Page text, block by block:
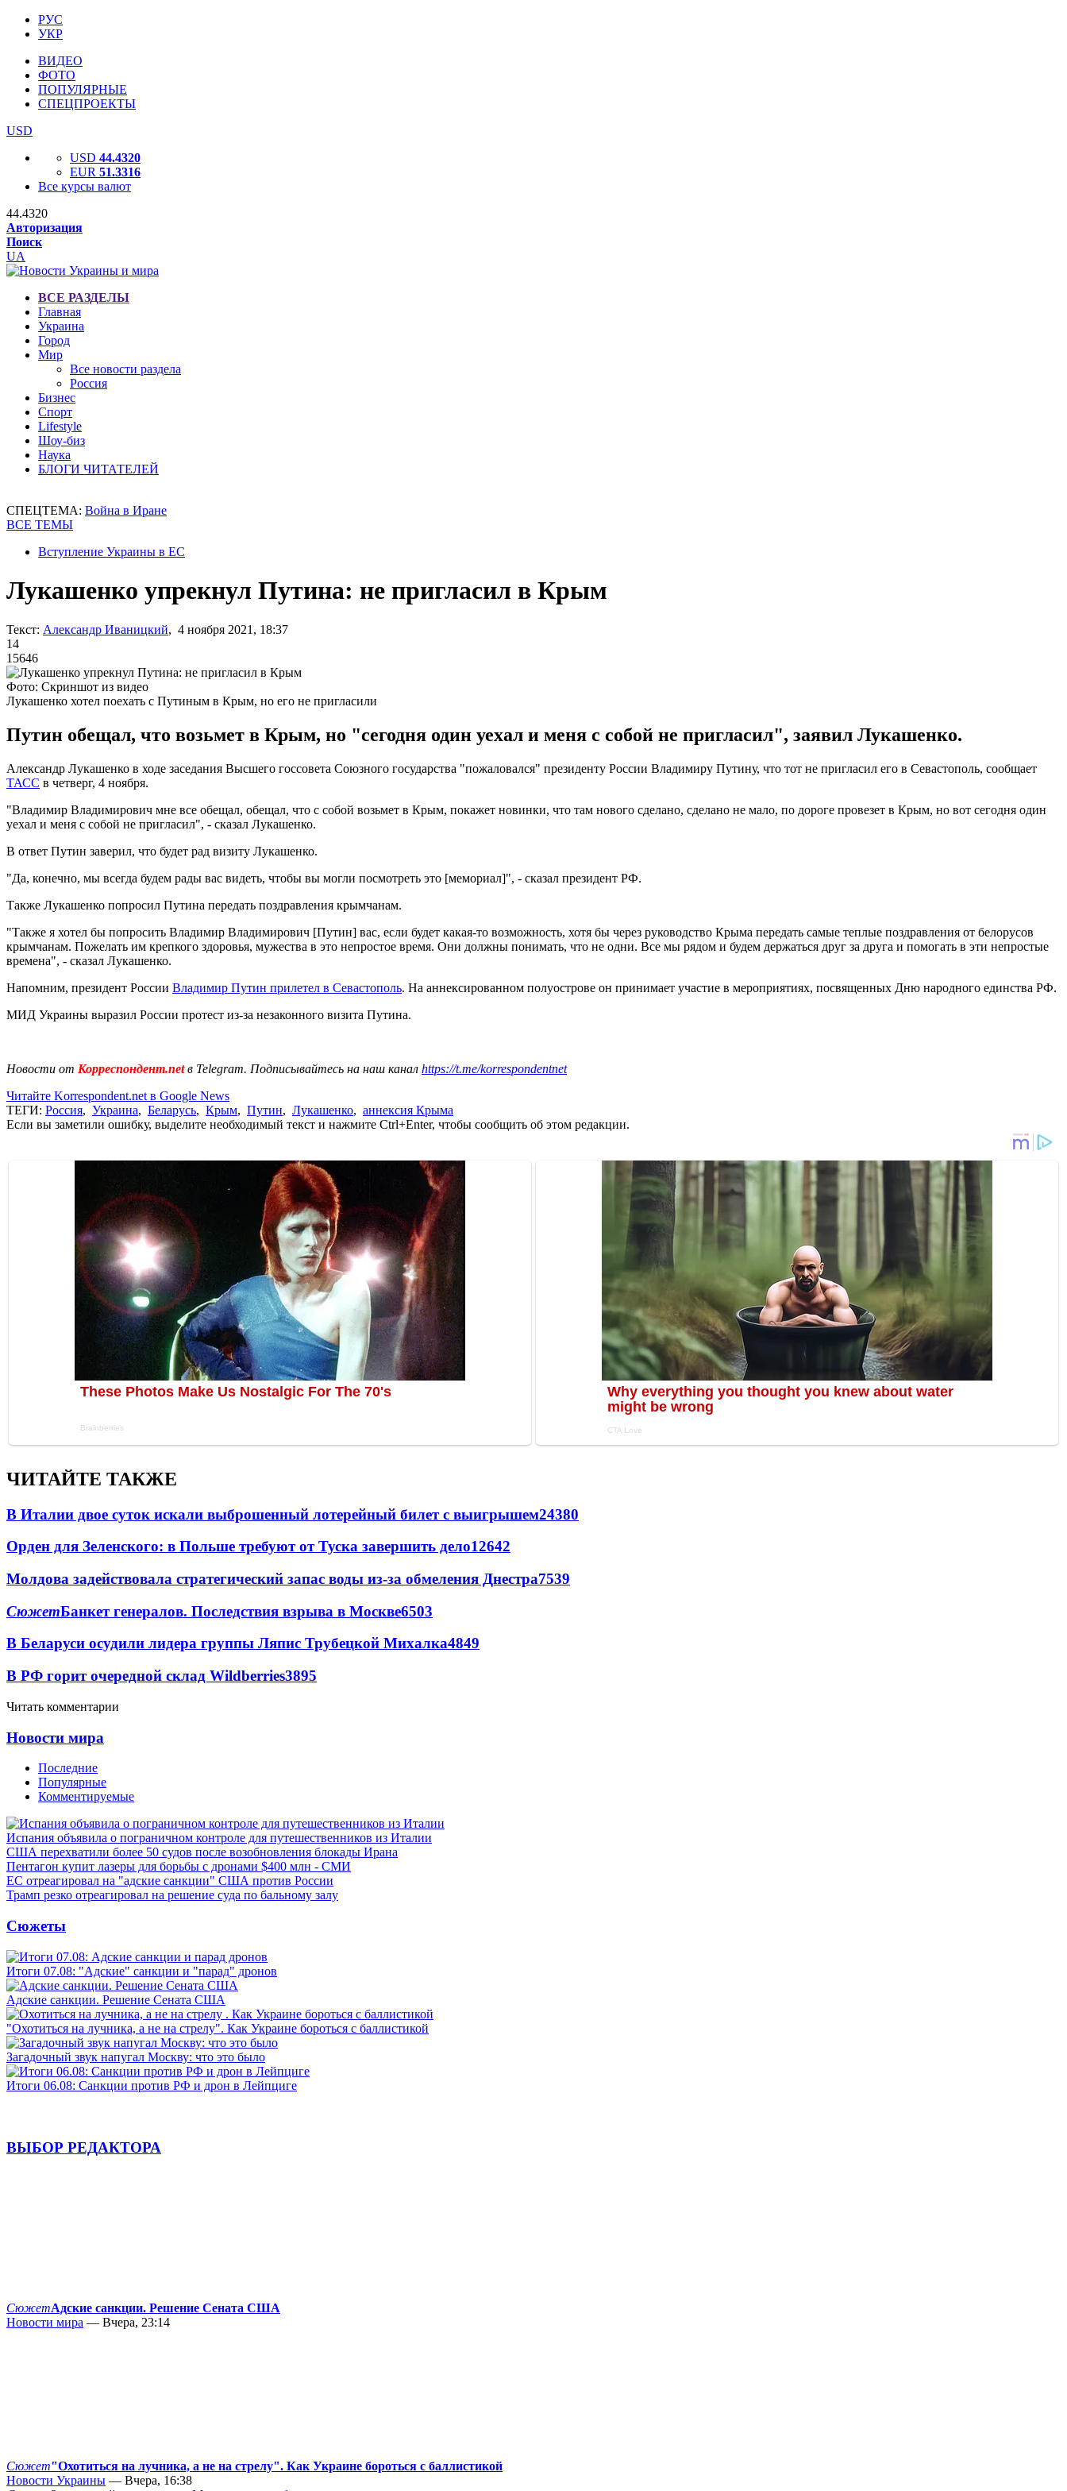
РУС
УКР
ВИДЕО
ФОТО
ПОПУЛЯРНЫЕ
СПЕЦПРОЕКТЫ
USD
USD 44.4320
EUR 51.3316
Все курсы валют
44.4320
Авторизация
Поиск
UA
ВСЕ РАЗДЕЛЫ
Главная
Украина
Город
Мир
Все новости раздела
Россия
Бизнес
Спорт
Lifestyle
Шоу-биз
Наука
БЛОГИ ЧИТАТЕЛЕЙ
СПЕЦТЕМА: Война в Иране
ВСЕ ТЕМЫ
Вступление Украины в ЕС
Лукашенко упрекнул Путина: не пригласил в Крым
Текст: Александр Иваницкий, 4 ноября 2021, 18:37
14
15646
Фото: Скриншот из видео
Лукашенко хотел поехать с Путиным в Крым, но его не пригласили
Путин обещал, что возьмет в Крым, но "сегодня один уехал и меня с собой не пригласил", заявил Лукашенко.
Александр Лукашенко в ходе заседания Высшего госсовета Союзного государства "пожаловался" президенту России Владимиру Путину, что тот не пригласил его в Севастополь, сообщает
ТАСС в четверг, 4 ноября.
"Владимир Владимирович мне все обещал, обещал, что с собой возьмет в Крым, покажет новинки, что там нового сделано, сделано не мало, по дороге провезет в Крым, но вот сегодня один
уехал и меня с собой не пригласил", - сказал Лукашенко.
В ответ Путин заверил, что будет рад визиту Лукашенко.
"Да, конечно, мы всегда будем рады вас видеть, чтобы вы могли посмотреть это [мемориал]", - сказал президент РФ.
Также Лукашенко попросил Путина передать поздравления крымчанам.
"Также я хотел бы попросить Владимир Владимирович [Путин] вас, если будет какая-то возможность, хотя бы через руководство Крыма передать самые теплые поздравления от белорусов
крымчанам. Пожелать им крепкого здоровья, мужества в это непростое время. Они должны понимать, что не одни. Все мы рядом и будем держаться друг за друга и помогать в эти непростые
времена", - сказал Лукашенко.
Напомним, президент России Владимир Путин прилетел в Севастополь. На аннексированном полуострове он принимает участие в мероприятиях, посвященных Дню народного единства РФ.
МИД Украины выразил России протест из-за незаконного визита Путина.
Новости от Корреспондент.netв Telegram. Подписывайтесь на наш канал https://t.me/korrespondentnet
Читайте Korrespondent.net в Google News
ТЕГИ: Россия, Украина, Беларусь, Крым, Путин, Лукашенко, аннексия Крыма
Если вы заметили ошибку, выделите необходимый текст и нажмите Ctrl+Enter, чтобы сообщить об этом редакции.
ЧИТАЙТЕ ТАКЖЕ
В Италии двое суток искали выброшенный лотерейный билет с выигрышем24380
Орден для Зеленского: в Польше требуют от Туска завершить дело12642
Молдова задействовала стратегический запас воды из-за обмеления Днестра7539
СюжетБанкет генералов. Последствия взрыва в Москве6503
В Беларуси осудили лидера группы Ляпис Трубецкой Михалка4849
В РФ горит очередной склад Wildberries3895
Читать комментарии
Новости мира
Последние
Популярные
Комментируемые
Испания объявила о пограничном контроле для путешественников из Италии
США перехватили более 50 судов после возобновления блокады Ирана
Пентагон купит лазеры для борьбы с дронами $400 млн - СМИ
ЕС отреагировал на "адские санкции" США против России
Трамп резко отреагировал на решение суда по бальному залу
Сюжеты
Итоги 07.08: "Адские" санкции и "парад" дронов
Адские санкции. Решение Сената США
"Охотиться на лучника, а не на стрелу". Как Украине бороться с баллистикой
Загадочный звук напугал Москву: что это было
Итоги 06.08: Санкции против РФ и дрон в Лейпциге
ВЫБОР РЕДАКТОРА
СюжетАдские санкции. Решение Сената США
Новости мира — Вчера, 23:14
Сюжет"Охотиться на лучника, а не на стрелу". Как Украине бороться с баллистикой
Новости Украины — Вчера, 16:38